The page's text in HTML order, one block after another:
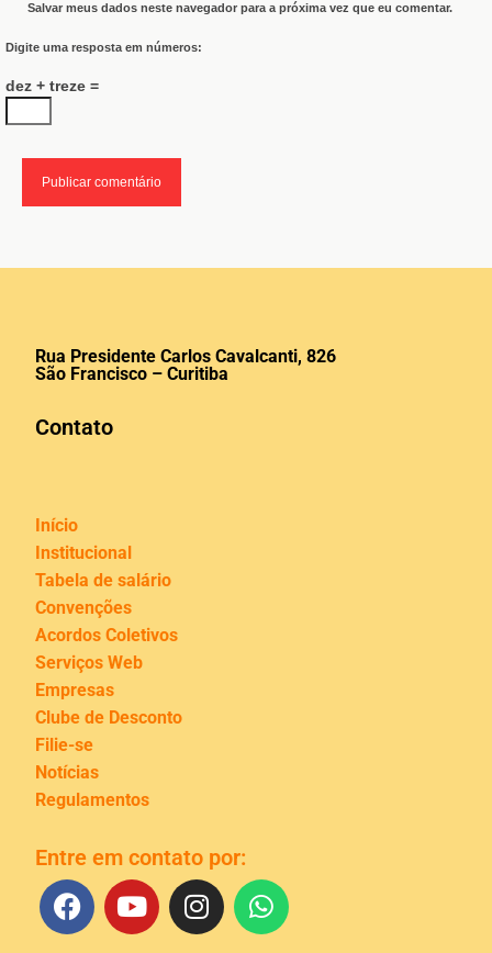
Salvar meus dados neste navegador para a próxima vez que eu comentar.
Digite uma resposta em números:
dez + treze =
Rua Presidente Carlos Cavalcanti, 826
São Francisco – Curitiba
Contato
Início
Institucional
Tabela de salário
Convenções
Acordos Coletivos
Serviços Web
Empresas
Clube de Desconto
Filie-se
Notícias
Regulamentos
Entre em contato por: